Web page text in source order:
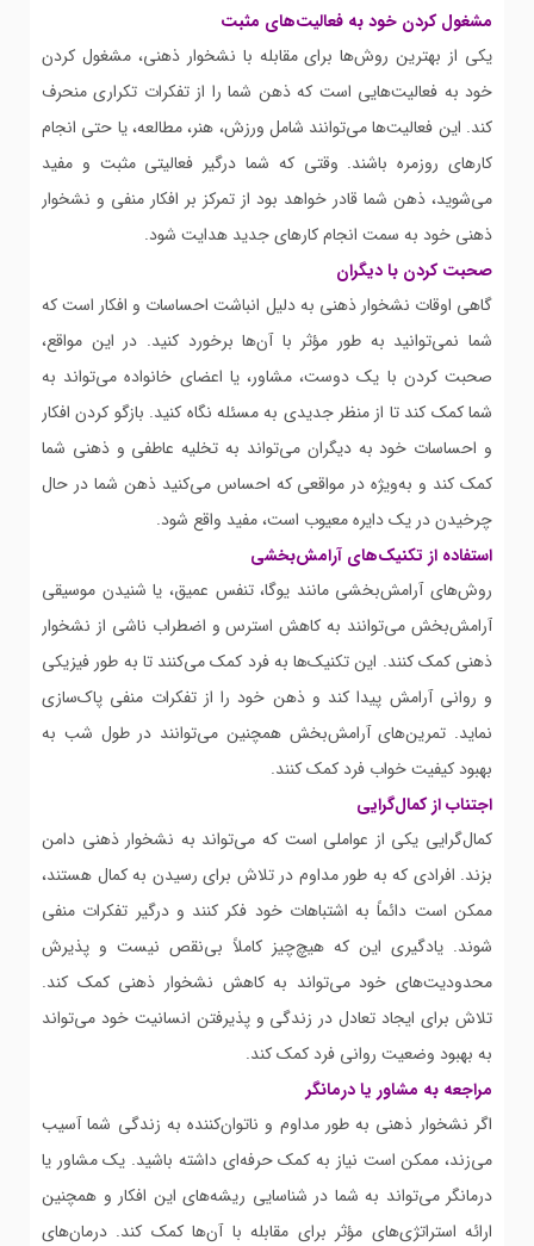
مشغول کردن خود به فعالیت‌های مثبت
یکی از بهترین روش‌ها برای مقابله با نشخوار ذهنی، مشغول کردن
خود به فعالیت‌هایی است که ذهن شما را از تفکرات تکراری منحرف
کند. این فعالیت‌ها می‌توانند شامل ورزش، هنر، مطالعه، یا حتی انجام
کارهای روزمره باشند. وقتی که شما درگیر فعالیتی مثبت و مفید
می‌شوید، ذهن شما قادر خواهد بود از تمرکز بر افکار منفی و نشخوار
ذهنی خود به سمت انجام کارهای جدید هدایت شود.
صحبت کردن با دیگران
گاهی اوقات نشخوار ذهنی به دلیل انباشت احساسات و افکار است که
شما نمی‌توانید به طور مؤثر با آن‌ها برخورد کنید. در این مواقع،
صحبت کردن با یک دوست، مشاور، یا اعضای خانواده می‌تواند به
شما کمک کند تا از منظر جدیدی به مسئله نگاه کنید. بازگو کردن افکار
و احساسات خود به دیگران می‌تواند به تخلیه عاطفی و ذهنی شما
کمک کند و به‌ویژه در مواقعی که احساس می‌کنید ذهن شما در حال
چرخیدن در یک دایره معیوب است، مفید واقع شود.
استفاده از تکنیک‌های آرامش‌بخشی
روش‌های آرامش‌بخشی مانند یوگا، تنفس عمیق، یا شنیدن موسیقی
آرامش‌بخش می‌توانند به کاهش استرس و اضطراب ناشی از نشخوار
ذهنی کمک کنند. این تکنیک‌ها به فرد کمک می‌کنند تا به طور فیزیکی
و روانی آرامش پیدا کند و ذهن خود را از تفکرات منفی پاک‌سازی
نماید. تمرین‌های آرامش‌بخش همچنین می‌توانند در طول شب به
بهبود کیفیت خواب فرد کمک کنند.
اجتناب از کمال‌گرایی
کمال‌گرایی یکی از عواملی است که می‌تواند به نشخوار ذهنی دامن
بزند. افرادی که به طور مداوم در تلاش برای رسیدن به کمال هستند،
ممکن است دائماً به اشتباهات خود فکر کنند و درگیر تفکرات منفی
شوند. یادگیری این که هیچ‌چیز کاملاً بی‌نقص نیست و پذیرش
محدودیت‌های خود می‌تواند به کاهش نشخوار ذهنی کمک کند.
تلاش برای ایجاد تعادل در زندگی و پذیرفتن انسانیت خود می‌تواند
به بهبود وضعیت روانی فرد کمک کند.
مراجعه به مشاور یا درمانگر
اگر نشخوار ذهنی به طور مداوم و ناتوان‌کننده به زندگی شما آسیب
می‌زند، ممکن است نیاز به کمک حرفه‌ای داشته باشید. یک مشاور یا
درمانگر می‌تواند به شما در شناسایی ریشه‌های این افکار و همچنین
ارائه استراتژی‌های مؤثر برای مقابله با آن‌ها کمک کند. درمان‌های